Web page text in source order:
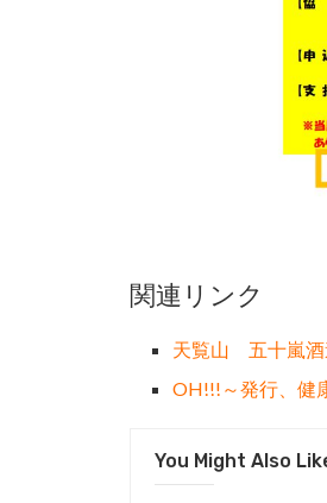
関連リンク
天覧山 五十嵐酒
OH!!!～発行、健
You Might Also